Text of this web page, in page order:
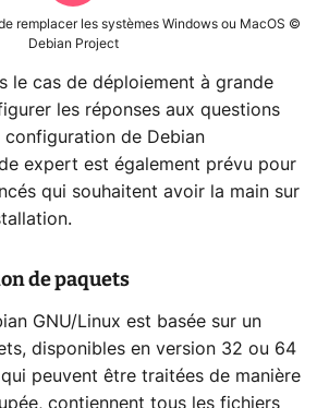
remplacer les systèmes Windows ou MacOS ©
Debian Project
le cas de déploiement à grande
les réponses aux questions
de Debian
expert est également prévu pour
qui souhaitent avoir la main sur
de paquets
GNU/Linux est basée sur un
disponibles en version 32 ou 64
peuvent être traitées de manière
contiennent tous les fichiers